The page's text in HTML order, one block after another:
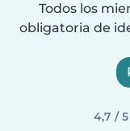
Todos los
obligatoria de
4,7 / 5